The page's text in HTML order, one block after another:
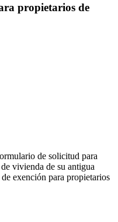
propietarios de
de solicitud para
vivienda de su antigua
exención para propietarios